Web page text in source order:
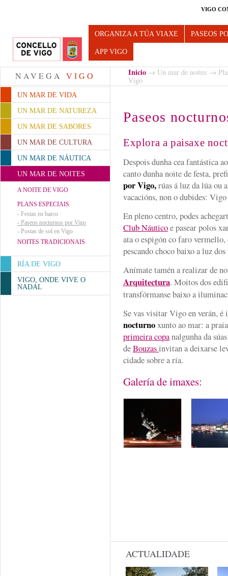
VIGO
Turismo de Vigo
ORGANIZA A TÚA VIAXE PASEOS
APP VIGO
NAVEGA VIGO
UN MAR DE VIDA
UN MAR DE NATUREZA
UN MAR DE SABORES
UN MAR DE CULTURA
UN MAR DE NÁUTICA
UN MAR DE NOITES
A NOITE DE VIGO
PLANS ESPECIAIS
- Festas en barco
- Paseos nocturnos por Vigo
- Postas de sol en Vigo
NOITES TRADICIONAIS
RÍA DE VIGO
VIGO, ONDE VIVE O
NADAL
Inicio → Un mar de noites →
Vigo
Paseos
Explora a paisaxe
Despois dunha cea fantástica
canto dunha noite de festa,
por Vigo,rúas á luz da lúa ou
vacacións, non o dubides:
En pleno centro, podes
Club Náuticoe pasear polos
ata o espigón co faro vermello,
pescando choco baixo a luz
Anímate tamén a realizar de
Arquitectura. Moitos dos
transfórmanse baixo a
Se vas visitar Vigo en verán,
nocturnoxunto ao mar: a
primeira copanalgunha da
deBouzasinvitan a deixarse
cidade sobre a ría.
Galería de imaxes:
ACTUALIDADE